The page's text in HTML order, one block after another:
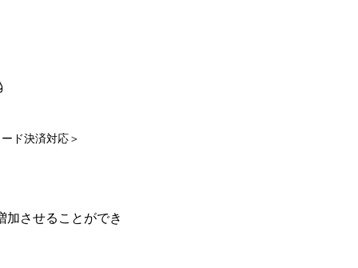
ド決済対応＞
させることができ